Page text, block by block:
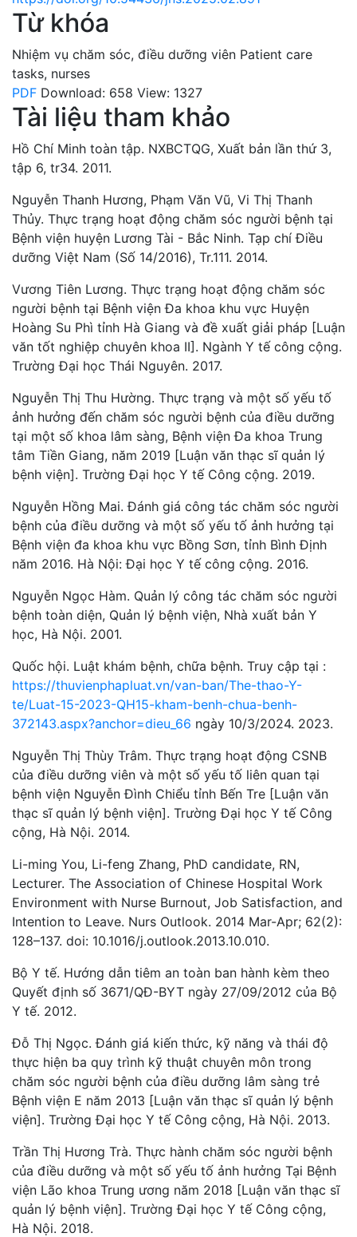
Từ khóa
Nhiệm vụ chăm sóc, điều dưỡng viên Patient care
tasks, nurses
PDF Download: 658 View: 1327
Tài liệu tham khảo
Hồ Chí Minh toàn tập. NXBCTQG, Xuất bản lần thứ 3,
tập 6, tr34. 2011.
Nguyễn Thanh Hương, Phạm Văn Vũ, Vi Thị Thanh
Thủy. Thực trạng hoạt động chăm sóc người bệnh tại
Bệnh viện huyện Lương Tài - Bắc Ninh. Tạp chí Điều
dưỡng Việt Nam (Số 14/2016), Tr.111. 2014.
Vương Tiên Lương. Thực trạng hoạt động chăm sóc
người bệnh tại Bệnh viện Đa khoa khu vực Huyện
Hoàng Su Phì tỉnh Hà Giang và đề xuất giải pháp [Luận
văn tốt nghiệp chuyên khoa II]. Ngành Y tế công cộng.
Trường Đại học Thái Nguyên. 2017.
Nguyễn Thị Thu Hường. Thực trạng và một số yếu tố
ảnh hưởng đến chăm sóc người bệnh của điều dưỡng
tại một số khoa lâm sàng, Bệnh viện Đa khoa Trung
tâm Tiền Giang, năm 2019 [Luận văn thạc sĩ quản lý
bệnh viện]. Trường Đại học Y tế Công cộng. 2019.
Nguyễn Hồng Mai. Đánh giá công tác chăm sóc người
bệnh của điều dưỡng và một số yếu tố ảnh hưởng tại
Bệnh viện đa khoa khu vực Bồng Sơn, tỉnh Bình Định
năm 2016. Hà Nội: Đại học Y tế công cộng. 2016.
Nguyễn Ngọc Hàm. Quản lý công tác chăm sóc người
bệnh toàn diện, Quản lý bệnh viện, Nhà xuất bản Y
học, Hà Nội. 2001.
Quốc hội. Luật khám bệnh, chữa bệnh. Truy cập tại :
https://thuvienphapluat.vn/van-ban/The-thao-Y-
te/Luat-15-2023-QH15-kham-benh-chua-benh-
372143.aspx?anchor=dieu_66 ngày 10/3/2024. 2023.
Nguyễn Thị Thùy Trâm. Thực trạng hoạt động CSNB
của điều dưỡng viên và một số yếu tố liên quan tại
bệnh viện Nguyễn Đình Chiểu tỉnh Bến Tre [Luận văn
thạc sĩ quản lý bệnh viện]. Trường Đại học Y tế Công
cộng, Hà Nội. 2014.
Li-ming You, Li-feng Zhang, PhD candidate, RN,
Lecturer. The Association of Chinese Hospital Work
Environment with Nurse Burnout, Job Satisfaction, and
Intention to Leave. Nurs Outlook. 2014 Mar-Apr; 62(2):
128–137. doi: 10.1016/j.outlook.2013.10.010.
Bộ Y tế. Hướng dẫn tiêm an toàn ban hành kèm theo
Quyết định số 3671/QĐ-BYT ngày 27/09/2012 của Bộ
Y tế. 2012.
Đỗ Thị Ngọc. Đánh giá kiến thức, kỹ năng và thái độ
thực hiện ba quy trình kỹ thuật chuyên môn trong
chăm sóc người bệnh của điều dưỡng lâm sàng trẻ
Bệnh viện E năm 2013 [Luận văn thạc sĩ quản lý bệnh
viện]. Trường Đại học Y tế Công cộng, Hà Nội. 2013.
Trần Thị Hương Trà. Thực hành chăm sóc người bệnh
của điều dưỡng và một số yếu tố ảnh hưởng Tại Bệnh
viện Lão khoa Trung ương năm 2018 [Luận văn thạc sĩ
quản lý bệnh viện]. Trường Đại học Y tế Công cộng,
Hà Nội. 2018.